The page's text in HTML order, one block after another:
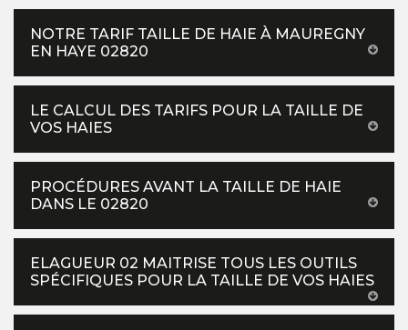
NOTRE TARIF TAILLE DE HAIE À MAUREGNY
EN HAYE 02820
LE CALCUL DES TARIFS POUR LA TAILLE DE
VOS HAIES
PROCÉDURES AVANT LA TAILLE DE HAIE
DANS LE 02820
ELAGUEUR 02 MAITRISE TOUS LES OUTILS
SPÉCIFIQUES POUR LA TAILLE DE VOS HAIES